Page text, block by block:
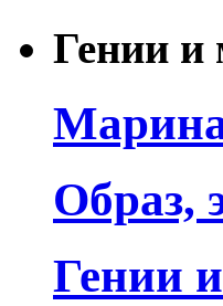
Гении и
Образ,
Гении